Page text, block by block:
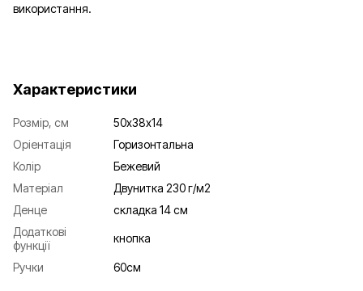
використання.
Характеристики
Розмір, см
50х38х14
Оріентація
Горизонтальна
Колір
Бежевий
Матеріал
Двунитка 230 г/м2
Денце
складка 14 см
Додаткові
функції
кнопка
Ручки 60см